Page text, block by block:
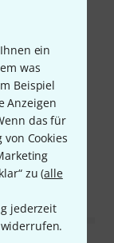
ein
was
Beispiel
Anzeigen
das für
Cookies
zu (alle
jederzeit
und
sich der
Pro Solo.